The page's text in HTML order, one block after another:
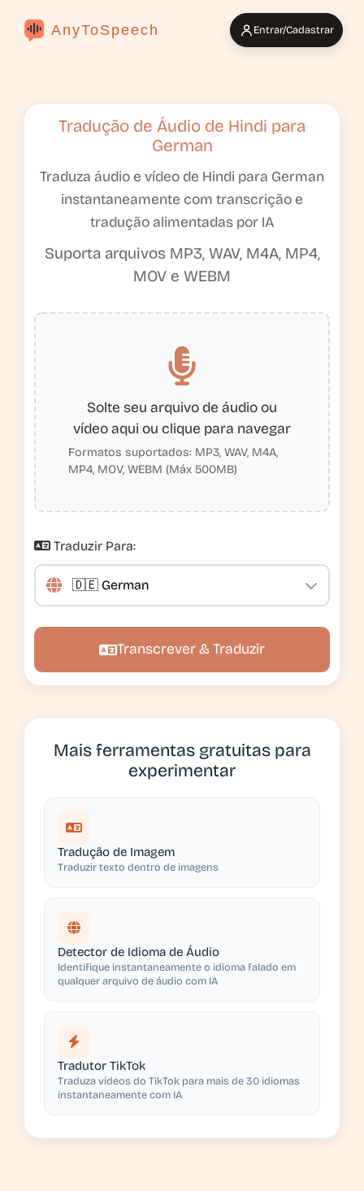
AnyToSpeech Entrar/Cadastrar
Tradução de Áudio de Hindi para
German
Traduza áudio e vídeo de Hindi para German
instantaneamente com transcrição e
tradução alimentadas por IA
Suporta arquivos MP3, WAV, M4A, MP4,
MOV e WEBM
Solte seu arquivo de áudio ou
vídeo aqui ou clique para navegar
Formatos suportados: MP3, WAV, M4A,
MP4, MOV, WEBM (Máx 500MB)
Traduzir Para:
Transcrever & Traduzir
Mais ferramentas gratuitas para
experimentar
Tradução de Imagem
Traduzir texto dentro de imagens
Detector de Idioma de Áudio
Identifique instantaneamente o idioma falado em
qualquer arquivo de áudio com IA
Tradutor TikTok
Traduza vídeos do TikTok para mais de 30 idiomas
instantaneamente com IA